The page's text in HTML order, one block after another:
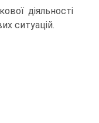
діяльності
ситуацій.